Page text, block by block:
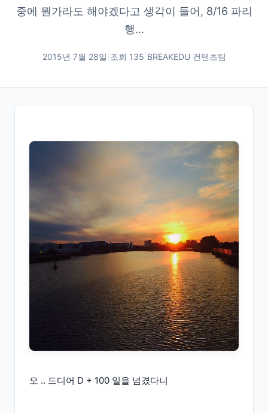
중에 뭔가라도 해야겠다고 생각이 들어, 8/16 파리
행...
2015년 7월 28일 조회 135 BREAKEDU 컨텐츠팀
오 .. 드디어 D + 100 일을 넘겼다니